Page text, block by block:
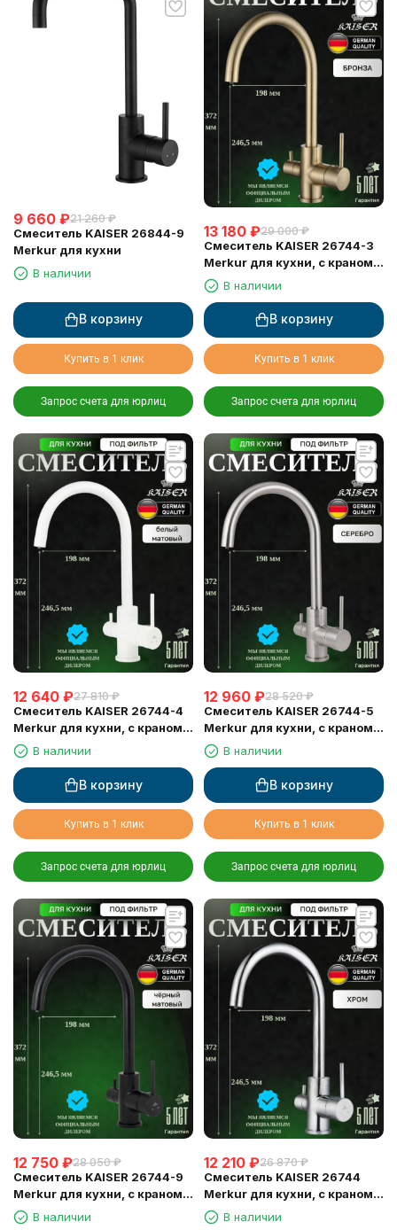
9 660 ₽21 260 ₽
Смеситель KAISER 26844-9
Merkur для кухни
В наличии
В корзину
Купить в 1 клик
Запрос счета для юрлиц
13 180 ₽29 000 ₽
Смеситель KAISER 26744-3
Merkur для кухни, с краном
для питьевой воды,
бронзовый
В наличии
В корзину
Купить в 1 клик
Запрос счета для юрлиц
12 640 ₽27 810 ₽
Смеситель KAISER 26744-4
Merkur для кухни, с краном
для питьевой воды, белый
матовый
В наличии
В корзину
Купить в 1 клик
Запрос счета для юрлиц
12 960 ₽28 520 ₽
Смеситель KAISER 26744-5
Merkur для кухни, с краном
для питьевой воды, серебро
В наличии
В корзину
Купить в 1 клик
Запрос счета для юрлиц
12 750 ₽28 050 ₽
Смеситель KAISER 26744-9
Merkur для кухни, с краном
для питьевой воды, черный
матовый
В наличии
12 210 ₽26 870 ₽
Смеситель KAISER 26744
Merkur для кухни, с краном
для питьевой воды, хром
В наличии